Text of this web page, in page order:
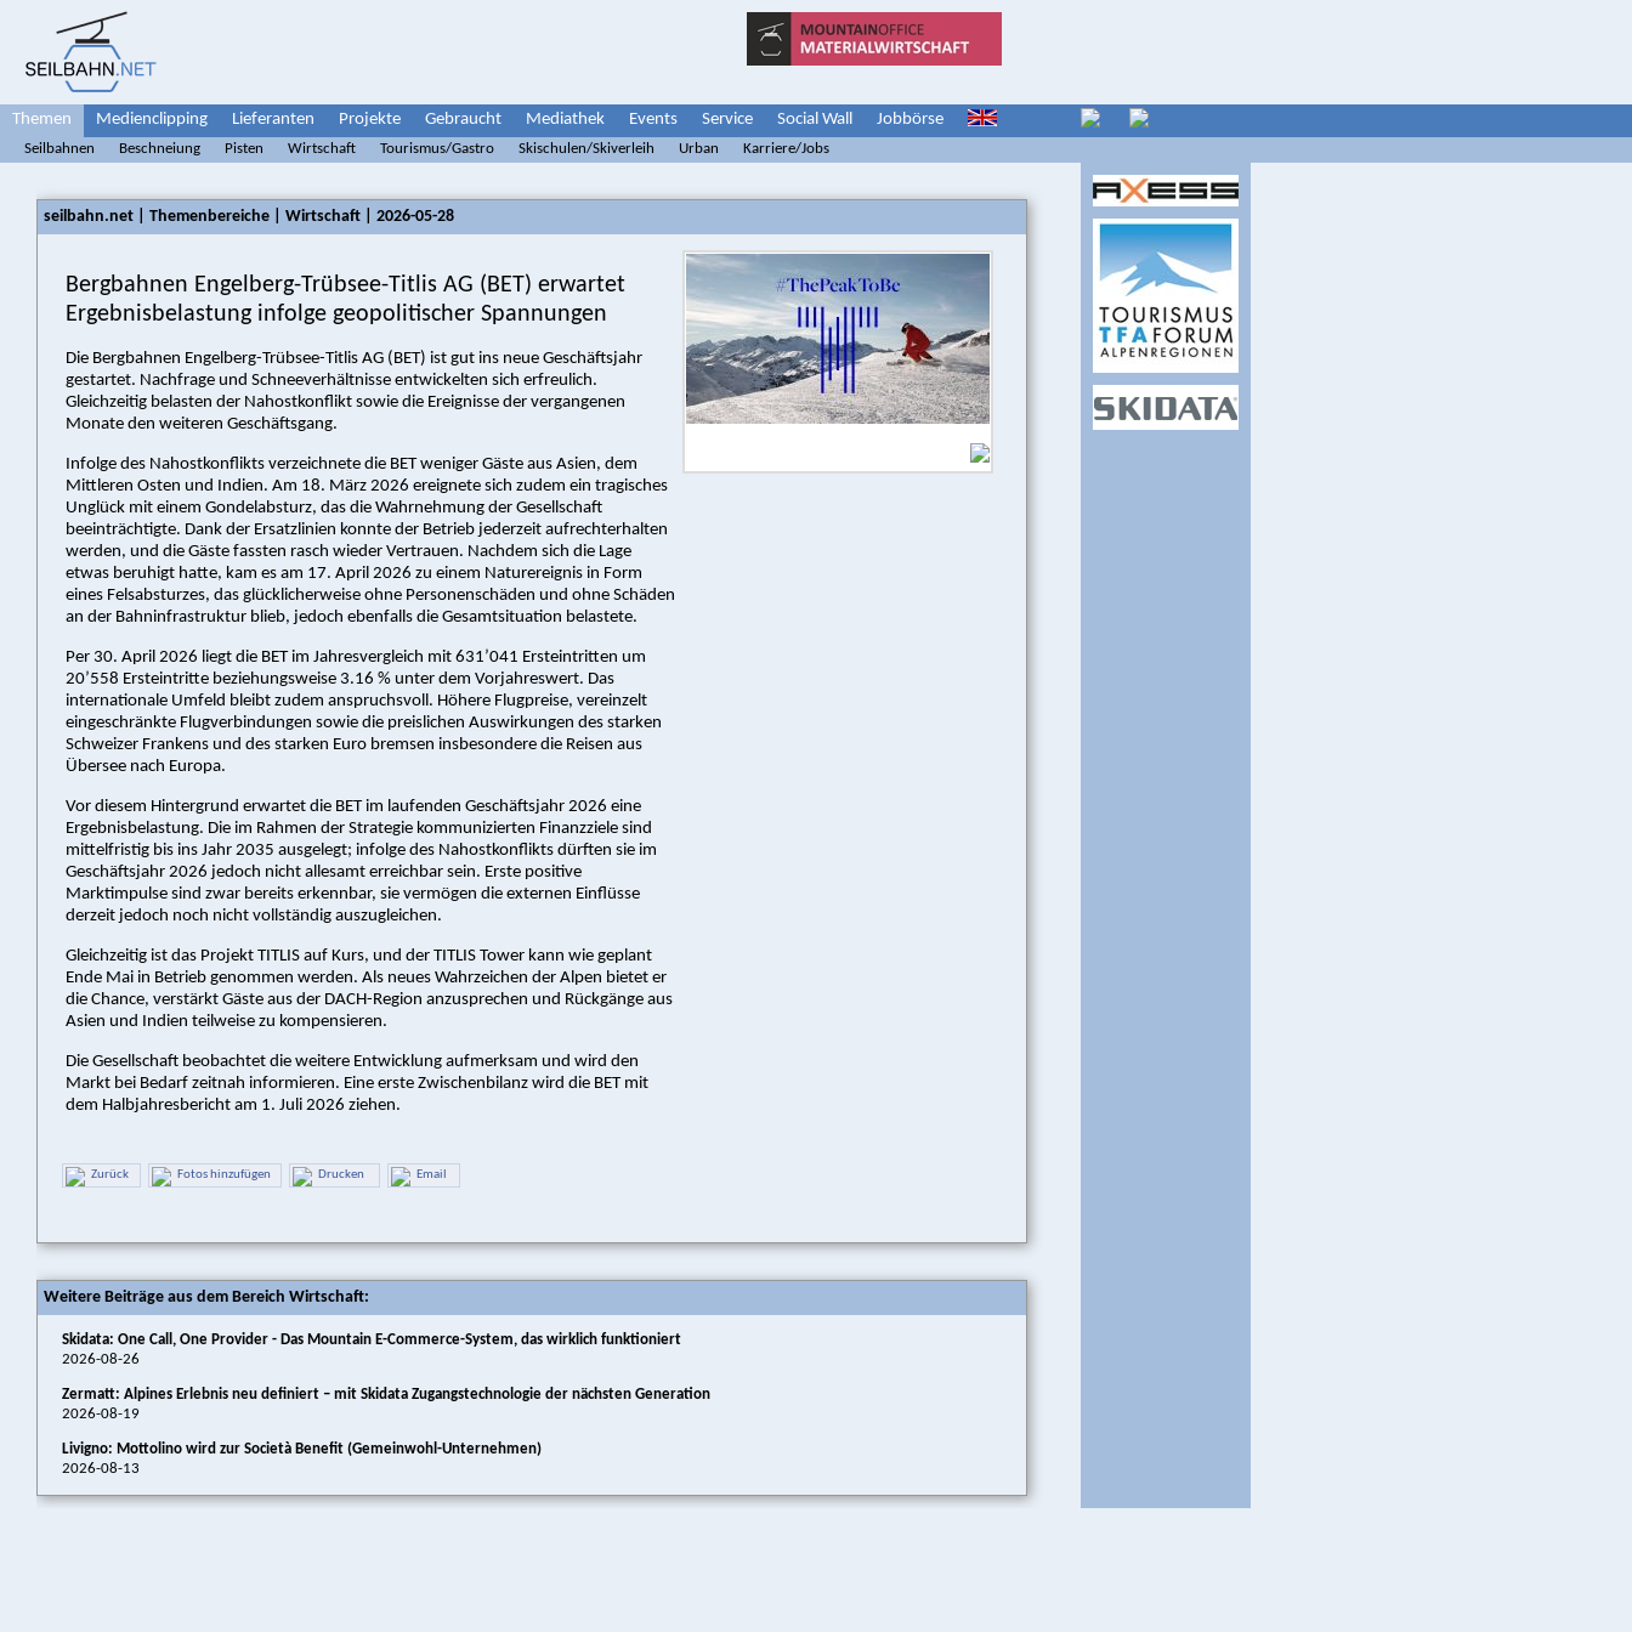
Themen Medienclipping Lieferanten Projekte Gebraucht Mediathek Events Service Social Wall Jobbörse
Seilbahnen Beschneiung Pisten Wirtschaft Tourismus/Gastro Skischulen/Skiverleih Urban Karriere/Jobs
seilbahn.net | Themenbereiche | Wirtschaft | 2026-05-28
Bergbahnen Engelberg-Trübsee-Titlis AG (BET) erwartet
Ergebnisbelastung infolge geopolitischer Spannungen
Die Bergbahnen Engelberg-Trübsee-Titlis AG (BET) ist gut ins neue Geschäftsjahr
gestartet. Nachfrage und Schneeverhältnisse entwickelten sich erfreulich.
Gleichzeitig belasten der Nahostkonflikt sowie die Ereignisse der vergangenen
Monate den weiteren Geschäftsgang.
Infolge des Nahostkonflikts verzeichnete die BET weniger Gäste aus Asien, dem
Mittleren Osten und Indien. Am 18. März 2026 ereignete sich zudem ein tragisches
Unglück mit einem Gondelabsturz, das die Wahrnehmung der Gesellschaft
beeinträchtigte. Dank der Ersatzlinien konnte der Betrieb jederzeit aufrechterhalten
werden, und die Gäste fassten rasch wieder Vertrauen. Nachdem sich die Lage
etwas beruhigt hatte, kam es am 17. April 2026 zu einem Naturereignis in Form
eines Felsabsturzes, das glücklicherweise ohne Personenschäden und ohne Schäden
an der Bahninfrastruktur blieb, jedoch ebenfalls die Gesamtsituation belastete.
Per 30. April 2026 liegt die BET im Jahresvergleich mit 631’041 Ersteintritten um
20’558 Ersteintritte beziehungsweise 3.16 % unter dem Vorjahreswert. Das
internationale Umfeld bleibt zudem anspruchsvoll. Höhere Flugpreise, vereinzelt
eingeschränkte Flugverbindungen sowie die preislichen Auswirkungen des starken
Schweizer Frankens und des starken Euro bremsen insbesondere die Reisen aus
Übersee nach Europa.
Vor diesem Hintergrund erwartet die BET im laufenden Geschäftsjahr 2026 eine
Ergebnisbelastung. Die im Rahmen der Strategie kommunizierten Finanzziele sind
mittelfristig bis ins Jahr 2035 ausgelegt; infolge des Nahostkonflikts dürften sie im
Geschäftsjahr 2026 jedoch nicht allesamt erreichbar sein. Erste positive
Marktimpulse sind zwar bereits erkennbar, sie vermögen die externen Einflüsse
derzeit jedoch noch nicht vollständig auszugleichen.
Gleichzeitig ist das Projekt TITLIS auf Kurs, und der TITLIS Tower kann wie geplant
Ende Mai in Betrieb genommen werden. Als neues Wahrzeichen der Alpen bietet er
die Chance, verstärkt Gäste aus der DACH-Region anzusprechen und Rückgänge aus
Asien und Indien teilweise zu kompensieren.
Die Gesellschaft beobachtet die weitere Entwicklung aufmerksam und wird den
Markt bei Bedarf zeitnah informieren. Eine erste Zwischenbilanz wird die BET mit
dem Halbjahresbericht am 1. Juli 2026 ziehen.
Zurück Fotos hinzufügen Drucken Email
Weitere Beiträge aus dem Bereich Wirtschaft:
Skidata: One Call, One Provider - Das Mountain E-Commerce-System, das wirklich funktioniert
2026-08-26
Zermatt: Alpines Erlebnis neu definiert – mit Skidata Zugangstechnologie der nächsten Generation
2026-08-19
Livigno: Mottolino wird zur Società Benefit (Gemeinwohl-Unternehmen)
2026-08-13